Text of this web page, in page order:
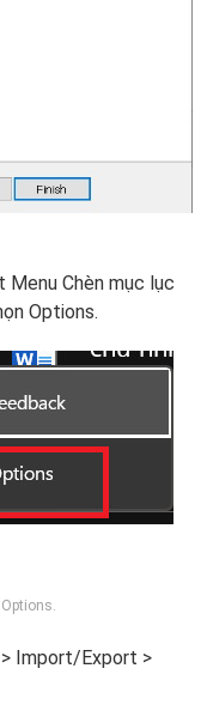
Menu Chèn mục lục
Options.
> Import/Export >